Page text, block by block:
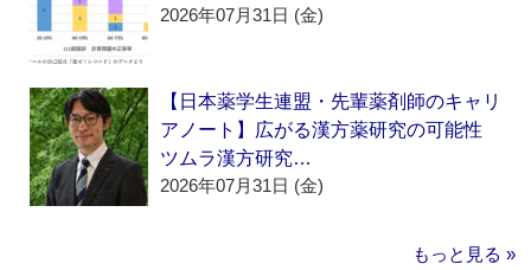
2026年07月31日 (金)
【日本薬学生連盟・先輩薬剤師のキャリ
アノート】広がる漢方薬研究の可能性
ツムラ漢方研究…
2026年07月31日 (金)
もっと見る »